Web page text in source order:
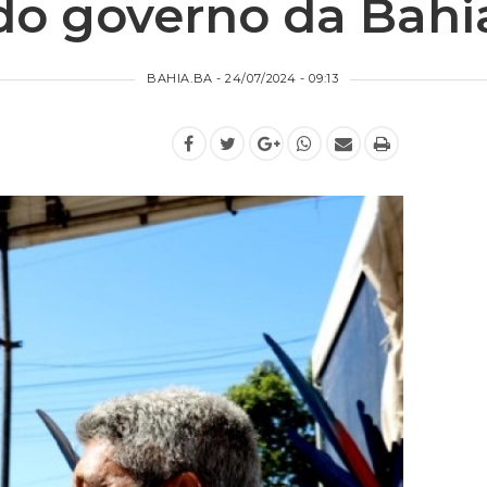
governo da
BAHIA.BA - 24/07/2024 - 09:13